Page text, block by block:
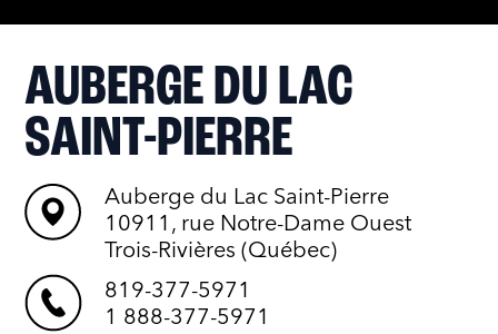
AUBERGE DU LAC
SAINT-PIERRE
Auberge du Lac Saint-Pierre
10911, rue Notre-Dame Ouest
Trois-Rivières (Québec)
819-377-5971
1 888-377-5971